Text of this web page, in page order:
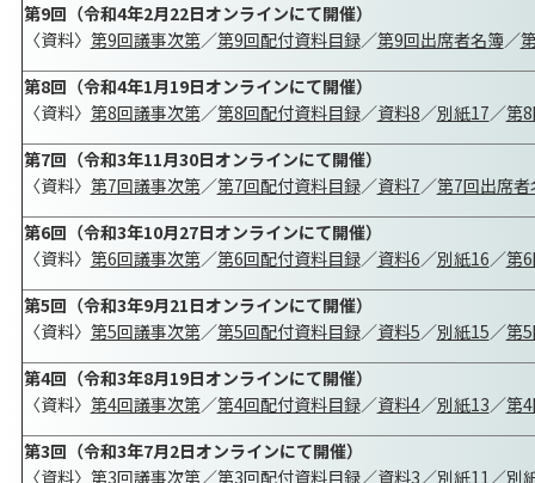
第9回（令和4年2月22日オンラインにて開催）
〈資料〉 第9回議事次第／第9回配付資料目録／第9回出席者名簿／
第8回（令和4年1月19日オンラインにて開催）
〈資料〉 第8回議事次第／第8回配付資料目録／資料8／別紙17／第
第7回（令和3年11月30日オンラインにて開催）
〈資料〉 第7回議事次第／第7回配付資料目録／資料7／第7回出席者
第6回（令和3年10月27日オンラインにて開催）
〈資料〉 第6回議事次第／第6回配付資料目録／資料6／別紙16／第
第5回（令和3年9月21日オンラインにて開催）
〈資料〉 第5回議事次第／第5回配付資料目録／資料5／別紙15／第
第4回（令和3年8月19日オンラインにて開催）
〈資料〉 第4回議事次第／第4回配付資料目録／資料4／別紙13／第
第3回（令和3年7月2日オンラインにて開催）
〈資料〉 第3回議事次第／第3回配付資料目録／資料3／別紙11／別